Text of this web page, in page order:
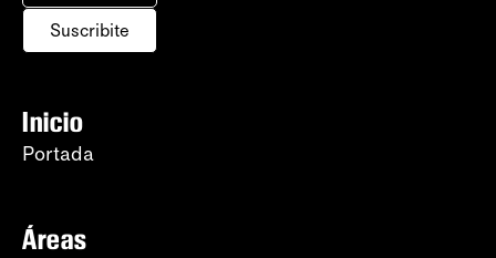
Suscribite
Inicio
Portada
Áreas